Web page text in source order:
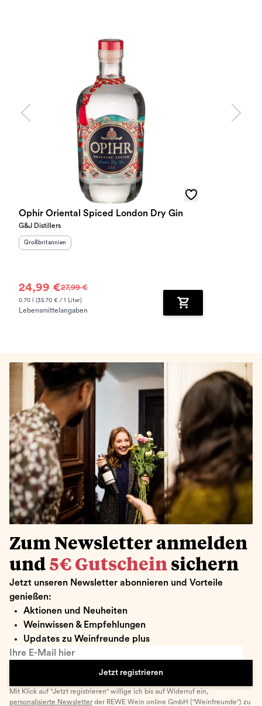
Ophir Oriental Spiced London Dry Gin
G&J Distillers
Herkunftsland:
Großbritannien
24,99 €27,99 €
0.70 l (35.70 € / 1 Liter)
Lebensmittelangaben Zum Warenkorb
Zum Newsletter anmelden
und 5€ Gutschein sichern
Jetzt unseren Newsletter abonnieren und Vorteile
genießen:
Aktionen und Neuheiten
Weinwissen & Empfehlungen
Updates zu Weinfreunde plus
Ihre E-Mail hier
Jetzt registrieren
Mit Klick auf "Jetzt registrieren" willige ich bis auf Widerruf ein,
personalisierte Newsletter der REWE Wein online GmbH ("Weinfreunde") zu